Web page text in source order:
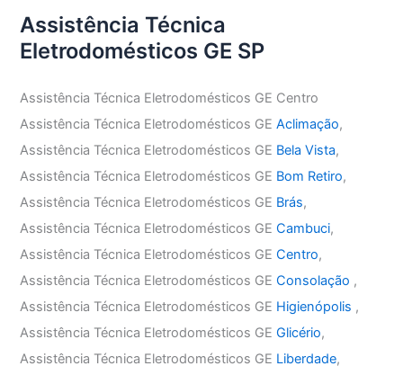
Assistência Técnica
Eletrodomésticos GE SP
Assistência Técnica Eletrodomésticos GE Centro
Assistência Técnica Eletrodomésticos GEAclimação,
Assistência Técnica Eletrodomésticos GE Bela Vista,
Assistência Técnica Eletrodomésticos GE Bom Retiro,
Assistência Técnica Eletrodomésticos GE Brás,
Assistência Técnica Eletrodomésticos GECambuci,
Assistência Técnica Eletrodomésticos GECentro,
Assistência Técnica Eletrodomésticos GEConsolação ,
Assistência Técnica Eletrodomésticos GE Higienópolis ,
Assistência Técnica Eletrodomésticos GEGlicério,
Assistência Técnica Eletrodomésticos GE Liberdade,